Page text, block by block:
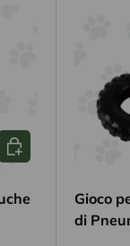
Aggiungi al carrello
Gioco
di